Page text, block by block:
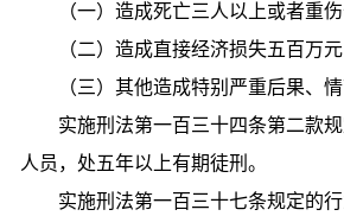
（一）造成死亡三人以上或者重
（二）造成直接经济损失五百万
（三）其他造成特别严重后果、
实施刑法第一百三十四条第二款
人员，处五年以上有期徒刑。
实施刑法第一百三十七条规定的